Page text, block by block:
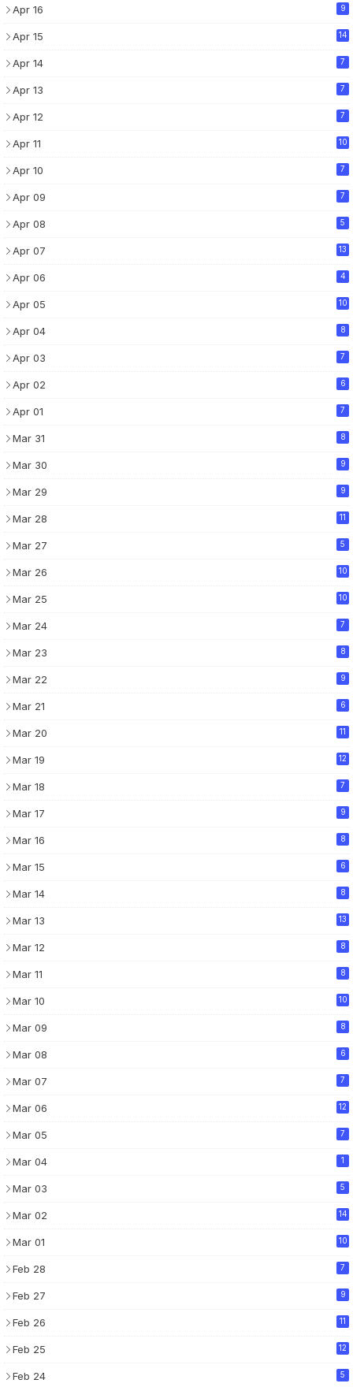
Apr 16 9
Apr 15 14
Apr 14 7
Apr 13 7
Apr 12 7
Apr 11 10
Apr 10 7
Apr 09 7
Apr 08 5
Apr 07 13
Apr 06 4
Apr 05 10
Apr 04 8
Apr 03 7
Apr 02 6
Apr 01 7
Mar 31 8
Mar 30 9
Mar 29 9
Mar 28 11
Mar 27 5
Mar 26 10
Mar 25 10
Mar 24 7
Mar 23 8
Mar 22 9
Mar 21 6
Mar 20 11
Mar 19 12
Mar 18 7
Mar 17 9
Mar 16 8
Mar 15 6
Mar 14 8
Mar 13 13
Mar 12 8
Mar 11 8
Mar 10 10
Mar 09 8
Mar 08 6
Mar 07 7
Mar 06 12
Mar 05 7
Mar 04 1
Mar 03 5
Mar 02 14
Mar 01 10
Feb 28 7
Feb 27 9
Feb 26 11
Feb 25 12
Feb 24 5